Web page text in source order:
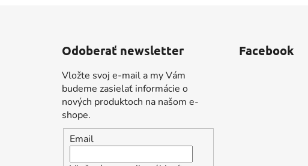
Odoberať newsletter
Vložte svoj e-mail a my Vám
budeme zasielať informácie o
nových produktoch na našom e-
shope.
Email
Facebook